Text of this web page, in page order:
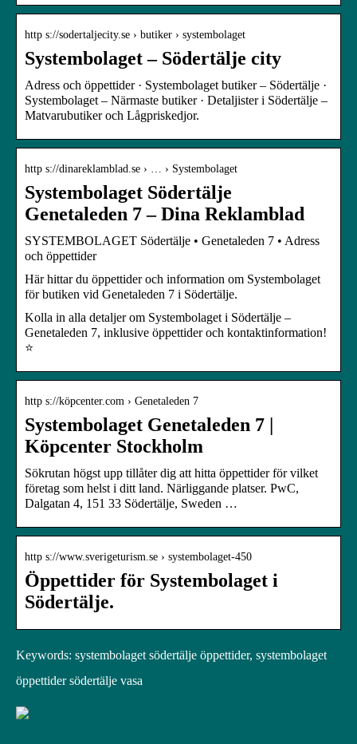
http s://sodertaljecity.se › butiker › systembolaget
Systembolaget – Södertälje city
Adress och öppettider · Systembolaget butiker – Södertälje ·
Systembolaget – Närmaste butiker · Detaljister i Södertälje –
Matvarubutiker och Lågpriskedjor.
http s://dinareklamblad.se › … › Systembolaget
Systembolaget Södertälje
Genetaleden 7 – Dina Reklamblad
SYSTEMBOLAGET Södertälje • Genetaleden 7 • Adress
och öppettider
Här hittar du öppettider och information om Systembolaget
för butiken vid Genetaleden 7 i Södertälje.
Kolla in alla detaljer om Systembolaget i Södertälje –
Genetaleden 7, inklusive öppettider och kontaktinformation!
⭐
http s://köpcenter.com › Genetaleden 7
Systembolaget Genetaleden 7 |
Köpcenter Stockholm
Sökrutan högst upp tillåter dig att hitta öppettider för vilket
företag som helst i ditt land. Närliggande platser. PwC,
Dalgatan 4, 151 33 Södertälje, Sweden …
http s://www.sverigeturism.se › systembolaget-450
Öppettider för Systembolaget i
Södertälje.
Keywords: systembolaget södertälje öppettider, systembolaget
öppettider södertälje vasa